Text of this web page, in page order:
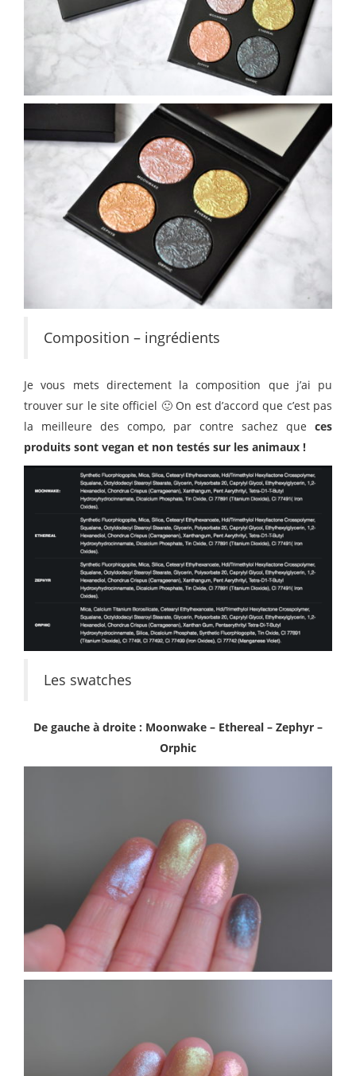
Composition – ingrédients
Je vous mets directement la composition que j’ai pu
trouver sur le site officiel 🙂 On est d’accord que c’est pas
la meilleure des compo, par contre sachez que ces
produits sont vegan et non testés sur les animaux !
Les swatches
De gauche à droite : Moonwake – Ethereal – Zephyr –
Orphic